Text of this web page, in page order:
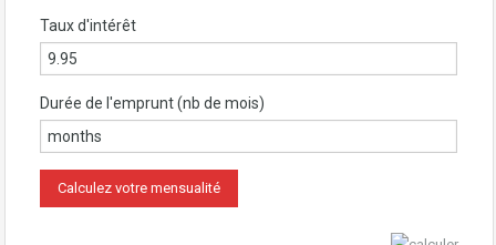
Taux d'intérêt
Durée de l'emprunt (nb de mois)